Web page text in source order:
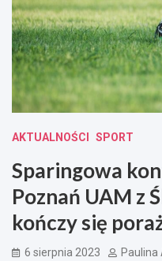
AKTUALNOŚCI SPORT
Sparingowa
Poznań UAM z
kończy się
6 sierpnia 2023